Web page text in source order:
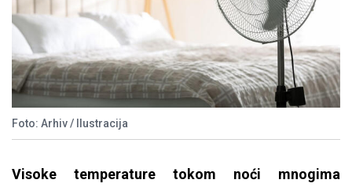
Foto: Arhiv / Ilustracija
Visoke temperature tokom noći mnogima